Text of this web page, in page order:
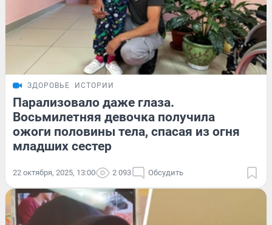
ЗДОРОВЬЕ ИСТОРИИ
Парализовало даже глаза.
Восьмилетняя девочка получила
ожоги половины тела, спасая из огня
младших сестер
22 октября, 2025, 13:00 2 093 Обсудить